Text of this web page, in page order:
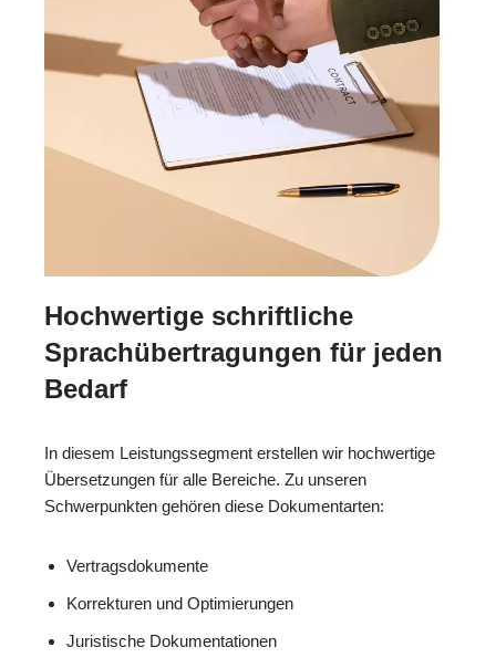
Hochwertige schriftliche
Sprachübertragungen für jeden
Bedarf
In diesem Leistungssegment erstellen wir hochwertige
Übersetzungen für alle Bereiche. Zu unseren
Schwerpunkten gehören diese Dokumentarten:
Vertragsdokumente
Korrekturen und Optimierungen
Juristische Dokumentationen